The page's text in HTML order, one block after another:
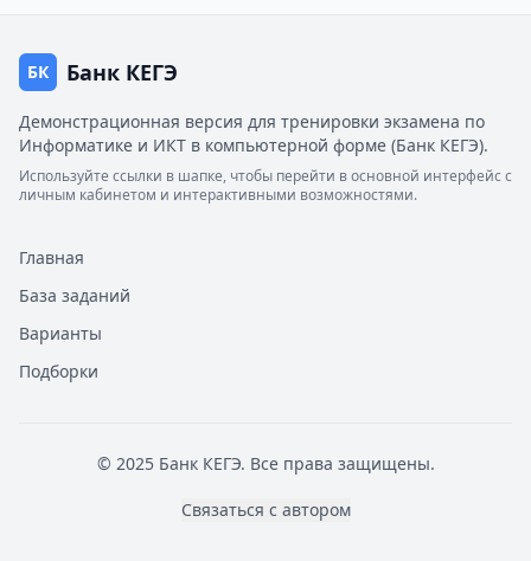
БК Банк КЕГЭ
Демонстрационная версия для тренировки экзамена по
Информатике и ИКТ в компьютерной форме (Банк КЕГЭ).
Используйте ссылки в шапке, чтобы перейти в основной интерфейс с
личным кабинетом и интерактивными возможностями.
Главная
База заданий
Варианты
Подборки
© 2025 Банк КЕГЭ. Все права защищены.
Связаться с автором